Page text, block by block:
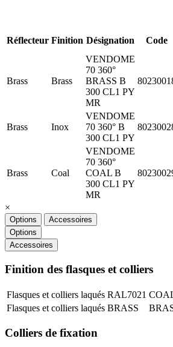
Réflecteur Finition Désignation Code
Brass Brass
VENDOME
70 360°
BRASS B
300 CL1 PY
MR
Brass Inox
VENDOME
70 360° B
300 CL1 PY
Brass Coal
VENDOME
70 360°
COAL B
300 CL1 PY
MR
×
Options
Accessoires
Options
Accessoires
Finition des flasques et colliers
Flasques et colliers laqués RAL7021
Flasques et colliers laqués BRASS
Colliers de fixation